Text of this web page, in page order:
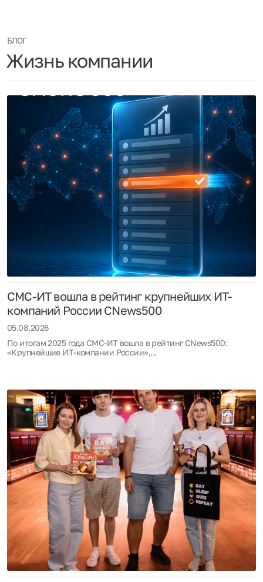
Жизнь компании
БЛОГ
СМС-ИТ вошла в рейтинг крупнейших ИТ-
компаний России CNews500
05.08.2026
По итогам 2025 года СМС-ИТ вошла в рейтинг CNews500:
«Крупнейшие ИТ-компании России»,...